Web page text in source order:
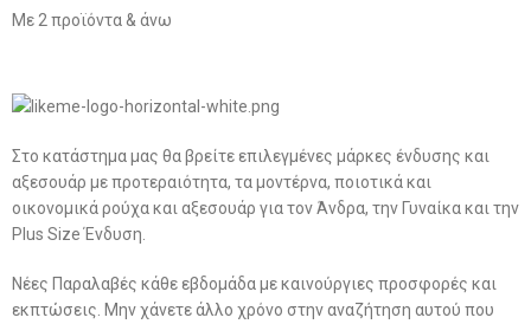
Με 2 προϊόντα & άνω
Στο κατάστημα μας θα βρείτε επιλεγμένες μάρκες ένδυσης και
αξεσουάρ με προτεραιότητα, τα μοντέρνα, ποιοτικά και
οικονομικά ρούχα και αξεσουάρ για τον Άνδρα, την Γυναίκα και την
Plus Size Ένδυση.
Νέες Παραλαβές κάθε εβδομάδα με καινούργιες προσφορές και
εκπτώσεις. Μην χάνετε άλλο χρόνο στην αναζήτηση αυτού που